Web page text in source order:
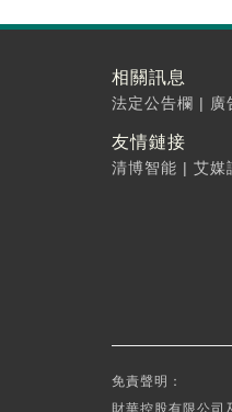
相關訊息
法定公告欄 | 廣
友情鏈接
清博智能 | 艾媒
免責聲明：